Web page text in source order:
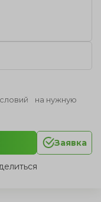
на нужную
Заявка